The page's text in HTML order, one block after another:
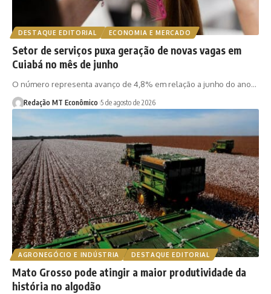
DESTAQUE EDITORIAL ECONOMIA E MERCADO
Setor de serviços puxa geração de novas vagas em
Cuiabá no mês de junho
O número representa avanço de 4,8% em relação a junho do ano…
Redação MT Econômico 5 de agosto de 2026
AGRONEGÓCIO E INDÚSTRIA DESTAQUE EDITORIAL
Mato Grosso pode atingir a maior produtividade da
história no algodão